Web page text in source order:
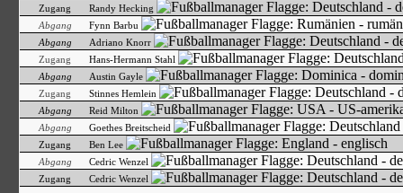
Zugang
Randy Hecking
Abgang
Fynn Barbu
Abgang
Adriano Knorr
Zugang
Hans-Hermann Stahl
Abgang
Austin Gayle
Zugang
Stinnes Hemlein
Abgang
Reid Milton
Abgang
Goethes Breitscheid
Zugang
Ben Lee
Abgang
Cedric Wenzel
Zugang
Cedric Wenzel